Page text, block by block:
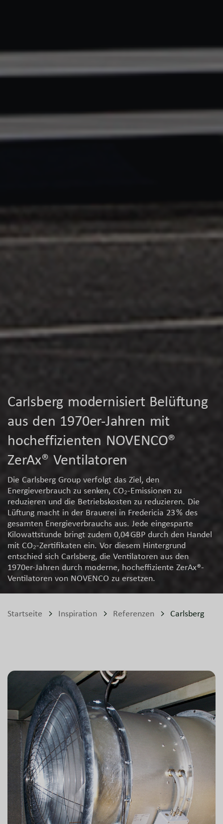
Carlsberg modernisiert Belüftung
aus den 1970er-Jahren mit
hocheffizienten NOVENCO®
ZerAx® Ventilatoren
Die Carlsberg Group verfolgt das Ziel, den
Energieverbrauch zu senken, CO₂-Emissionen zu
reduzieren und die Betriebskosten zu reduzieren. Die
Lüftung macht in der Brauerei in Fredericia 23 % des
gesamten Energieverbrauchs aus. Jede eingesparte
Kilowattstunde bringt zudem 0,04 GBP durch den Handel
mit CO₂-Zertifikaten ein. Vor diesem Hintergrund
entschied sich Carlsberg, die Ventilatoren aus den
1970er-Jahren durch moderne, hocheffiziente ZerAx®-
Ventilatoren von NOVENCO zu ersetzen.
Startseite Inspiration Referenzen Carlsberg